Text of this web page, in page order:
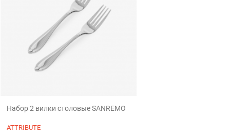
Набор 2 вилки столовые SANREMO
ATTRIBUTE